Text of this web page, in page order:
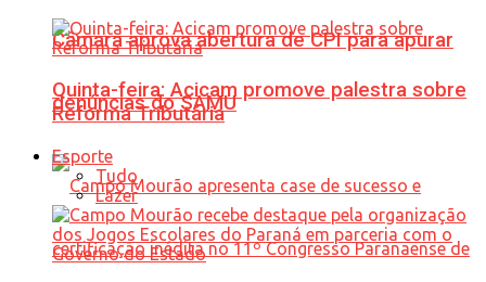
Câmara aprova abertura de CPI para apurar
denúncias do SAMU
Quinta-feira: Acicam promove palestra sobre
Reforma Tributária
Esporte
Tudo
Lazer